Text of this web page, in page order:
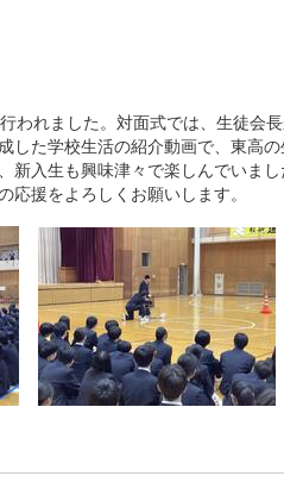
われました。対面式では、生徒会
た学校生活の紹介動画で、東高
入生も興味津々で楽しんでいま
援をよろしくお願いします。